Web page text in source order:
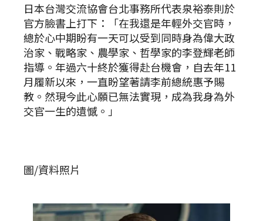
日本台灣交流協會台北事務所代表泉裕泰則於
官方臉書上打下：「在我還是年輕外交官時，
總於心中期盼有一天可以受到同時身為偉大政
治家、戰略家、農學家、哲學家的李登輝老師
指導。年過六十終於獲得赴台機會，自去年11
月履新以來，一直盼望著請李前總統惠予賜
教。然現今此心願已無法實現，成為我身為外
交官一生的遺憾。」
圖/資料照片